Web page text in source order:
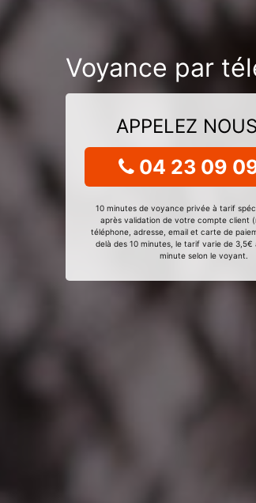
Voyance par
APPELEZ
04 23 09
10 minutes de voyance privée à tarif
après validation de votre compte client
téléphone, adresse, email et carte de
delà des 10 minutes, le tarif varie de 3,5€
minute selon le voyant.